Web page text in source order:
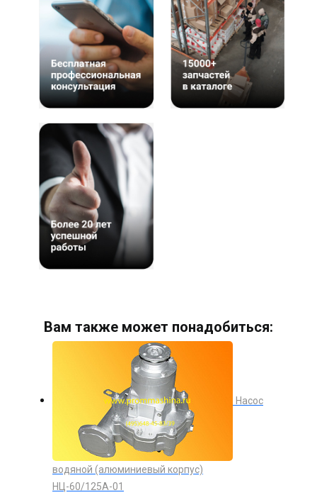
Вам также может понадобиться:
Насос
водяной (алюминиевый корпус)
НЦ-60/125А-01